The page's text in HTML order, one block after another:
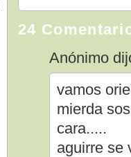
24
Anónimo
vamos
mierda
cara.....
aguirre se